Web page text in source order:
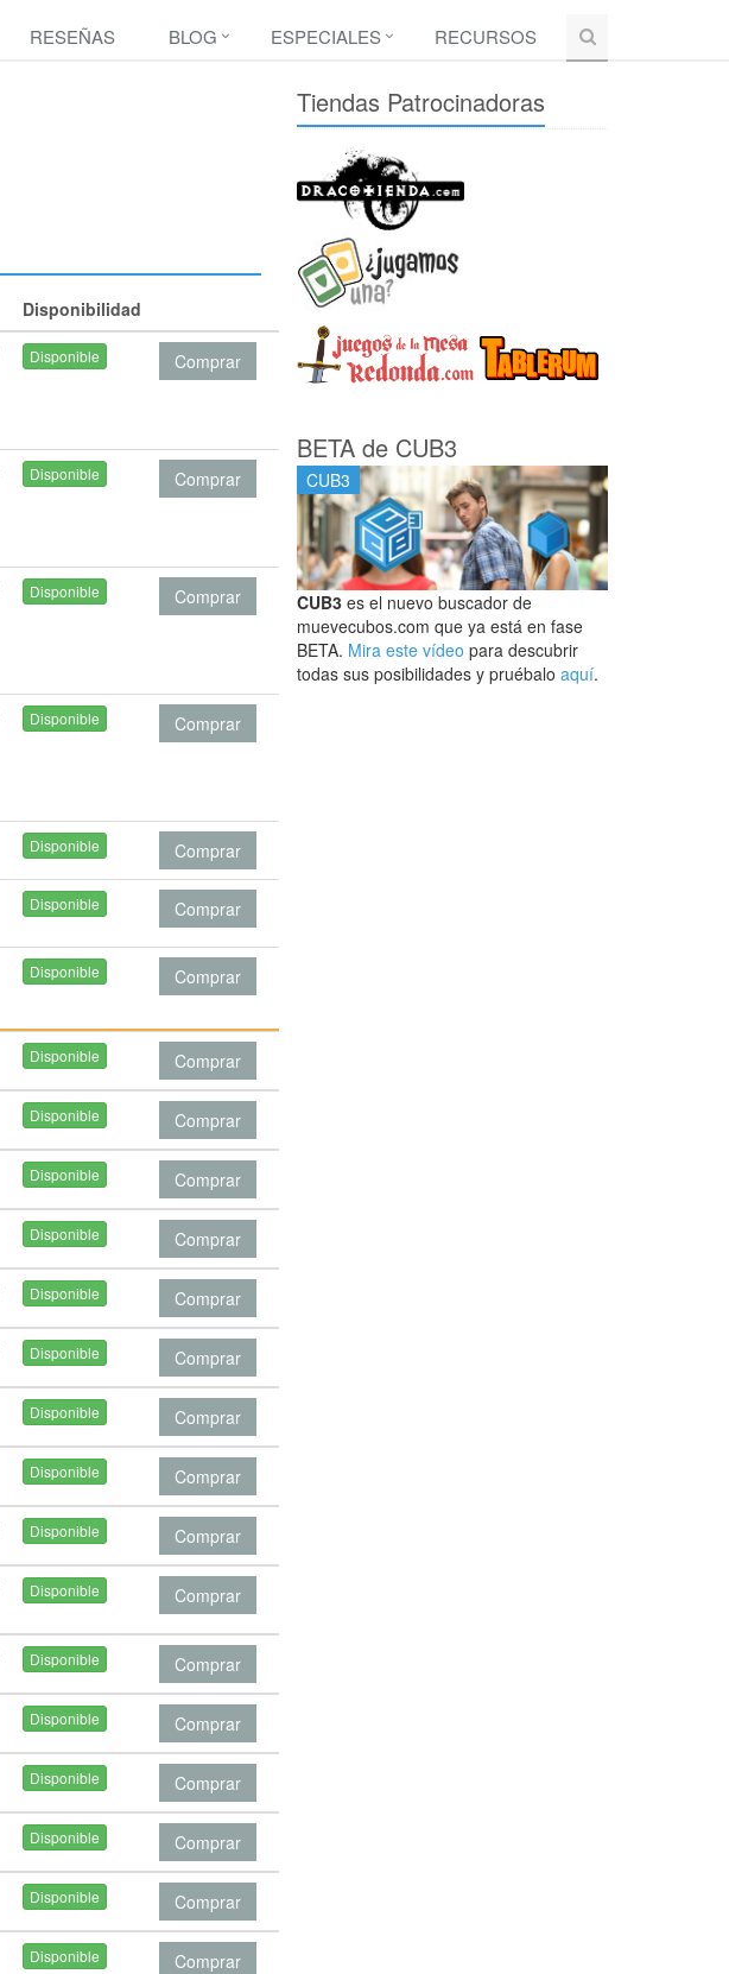
RESEÑAS BLOG ESPECIALES RECURSOS
Disponibilidad
Disponible
Comprar
Disponible
Comprar
Disponible Comprar
Disponible Comprar
Disponible Comprar
Disponible Comprar
Disponible Comprar
Disponible Comprar
Disponible Comprar
Disponible Comprar
Disponible Comprar
Disponible Comprar
Disponible Comprar
Disponible Comprar
Disponible Comprar
Disponible Comprar
Disponible Comprar
Disponible Comprar
Disponible Comprar
Disponible Comprar
Disponible Comprar
Disponible Comprar
Disponible Comprar
Tiendas Patrocinadoras
BETA de CUB3
CUB3
CUB3es el nuevo buscador de
muevecubos.com que ya está en fase
BETA. Mira este vídeo para descubrir
todas sus posibilidades y pruébalo aquí.